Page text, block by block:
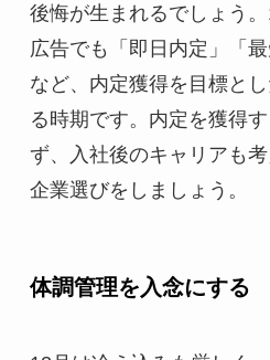
後悔が生まれるでしょう
広告でも「即日内定」「
など、内定獲得を目標と
る時期です。内定を獲得
ず、入社後のキャリアも
企業選びをしましょう。
体調管理を入念にする